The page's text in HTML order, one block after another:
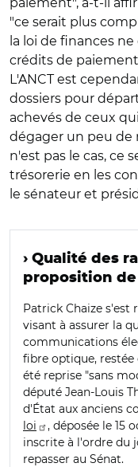
"ce serait plus
la loi de finances
crédits de
L'ANCT est
dossiers pour
achevés de ceux
dégager un peu de
n'est pas le cas, ce
trésorerie en les
le sénateur et
› Qualité des
proposition
Patrick Chaize s'est
visant à assurer la
communications
fibre optique, restée
été reprise "sans
député Jean-Louis
d'État aux anciens
loi
, déposée le 15
inscrite à l'ordre du
repasser au Sénat.